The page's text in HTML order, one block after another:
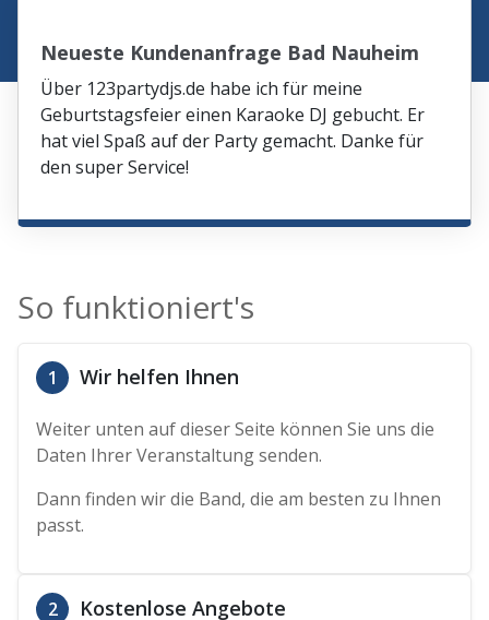
Neueste Kundenanfrage Bad Nauheim
Über 123partydjs.de habe ich für meine
Geburtstagsfeier einen Karaoke DJ gebucht. Er
hat viel Spaß auf der Party gemacht. Danke für
den super Service!
So funktioniert's
1 Wir helfen Ihnen
Weiter unten auf dieser Seite können Sie uns die
Daten Ihrer Veranstaltung senden.
Dann finden wir die Band, die am besten zu Ihnen
passt.
2 Kostenlose Angebote